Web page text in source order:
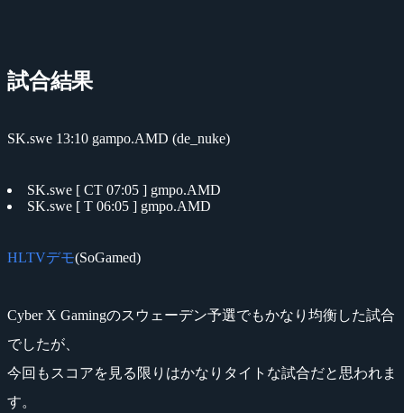
試合結果
SK.swe 13:10 gampo.AMD (de_nuke)
SK.swe [ CT 07:05 ] gmpo.AMD
SK.swe [ T 06:05 ] gmpo.AMD
HLTVデモ(SoGamed)
Cyber X Gamingのスウェーデン予選でもかなり均衡した試合
でしたが、
今回もスコアを見る限りはかなりタイトな試合だと思われま
す。